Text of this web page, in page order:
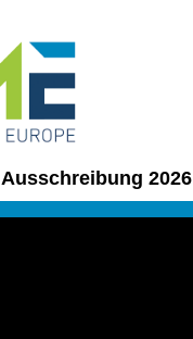
Ausschreibung 2026